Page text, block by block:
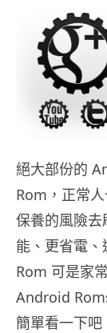
絕大部份的
Rom，正常
保養的風險
能、更省電
Rom 可是家
Android
簡單看一下吧